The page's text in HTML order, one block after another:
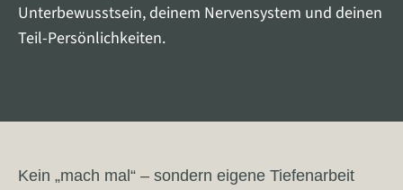
Unterbewusstsein, deinem Nervensystem und deinen
Teil-Persönlichkeiten.
Kein „mach mal“ – sondern eigene Tiefenarbeit